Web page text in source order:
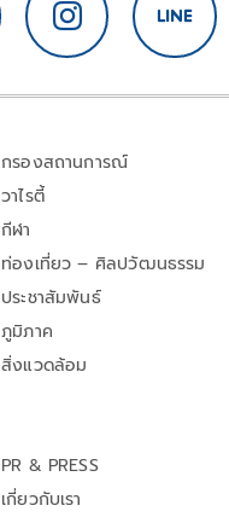
กรองสถานการณ์
วาไรตี้
กีฬา
ท่องเที่ยว – ศิลปวัฒนธรรม
ประชาสัมพันธ์
ภูมิภาค
สิ่งแวดล้อม
PR & PRESS
เกี่ยวกับเรา